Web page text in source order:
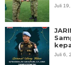
Juli
Juli 6,